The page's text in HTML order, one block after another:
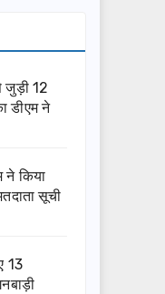
जुड़ी 12
डीएम ने
ने किया
सूची
13